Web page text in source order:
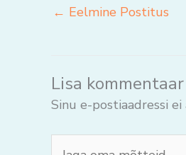
← Eelmine Postitus
Lisa kommentaar
Sinu e-postiaadressi ei